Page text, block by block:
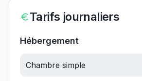
Tarifs journaliers
Hébergement
Chambre simple